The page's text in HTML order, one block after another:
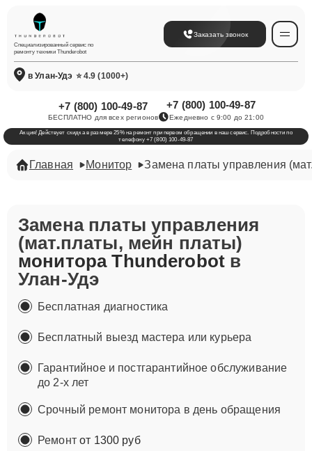
Специализированный сервис по
ремонту техники Thunderobot
Заказать звонок
в Улан-Удэ ⭐ 4.9 (1000+)
+7 (800) 100-49-87
БЕСПЛАТНО для всех регионов
+7 (800) 100-49-87
Ежедневно с 9:00 до 21:00
Акция! Действует скидка в размере 25% на ремонт при первом обращении в наш сервис. Подробности по
телефону +7 (800) 100-49-87
Главная Монитор Замена платы управления
Замена платы управления
(мат.платы, мейн платы)
монитора Thunderobot в
Улан-Удэ
Бесплатная диагностика
Бесплатный выезд мастера или курьера
Гарантийное и постгарантийное обслуживание
до 2-х лет
Срочный ремонт монитора в день обращения
Ремонтот 1300 руб